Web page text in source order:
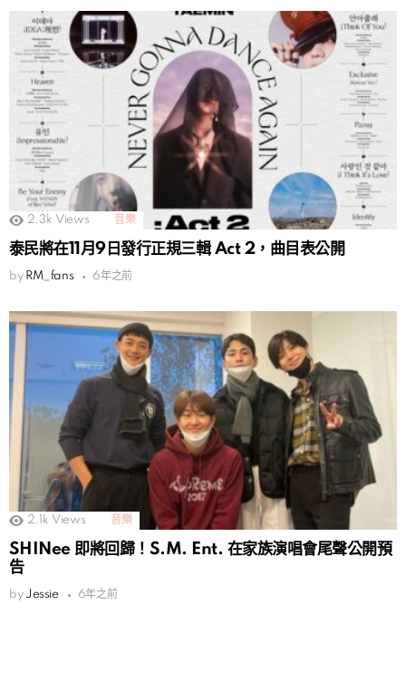
2.3k Views 音樂
泰民將在11月9日發行正規三輯 Act 2，曲目表公開
by RM_fans 6年之前
2.1k Views 音樂
SHINee 即將回歸！S.M. Ent. 在家族演唱會尾聲公開預
告
by Jessie 6年之前